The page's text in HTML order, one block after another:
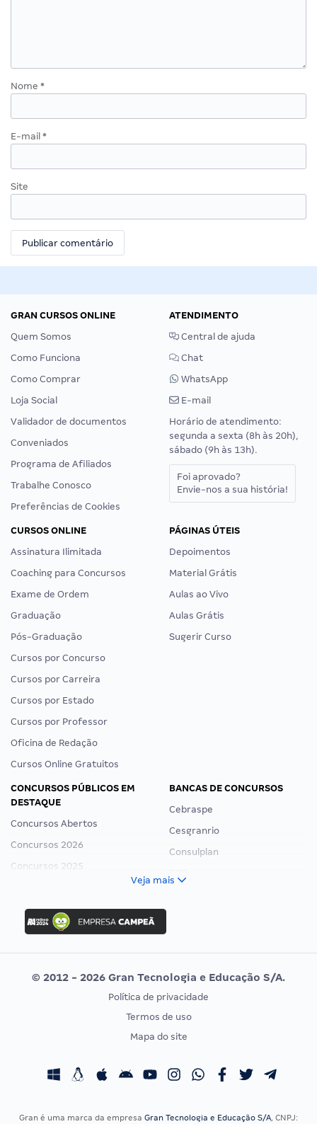
Nome *
E-mail *
Site
GRAN CURSOS ONLINE
Quem Somos
Como Funciona
Como Comprar
Loja Social
Validador de documentos
Conveniados
Programa de Afiliados
Trabalhe Conosco
Preferências de Cookies
ATENDIMENTO
Central de ajuda
Chat
WhatsApp
E-mail
Horário de atendimento:
segunda a sexta (8h às 20h),
sábado (9h às 13h).
Foi aprovado?
Envie-nos a sua história!
CURSOS ONLINE
Assinatura Ilimitada
Coaching para Concursos
Exame de Ordem
Graduação
Pós-Graduação
Cursos por Concurso
Cursos por Carreira
Cursos por Estado
Cursos por Professor
Oficina de Redação
Cursos Online Gratuitos
PÁGINAS ÚTEIS
Depoimentos
Material Grátis
Aulas ao Vivo
Aulas Grátis
Sugerir Curso
CONCURSOS PÚBLICOS EM
DESTAQUE
Concursos Abertos
Concursos 2026
Concursos 2025
Concurso Ibama
Concurso MPU
Editais publicados
BANCAS DE CONCURSOS
Cebraspe
Cesgranrio
Consulplan
Vunesp
CONCURSOS POR PROFISSÃO
Concursos Fiscais
EXAME DE ORDEM
Calendário OAB
Veja mais
© 2012 - 2026 Gran Tecnologia e Educação S/A.
Política de privacidade
Termos de uso
Mapa do site
Gran é uma marca da empresa Gran Tecnologia e Educação S/A, CNPJ: